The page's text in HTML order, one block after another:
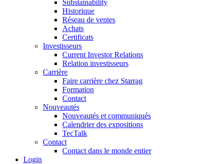
Substainability
Historique
Réseau de ventes
Achats
Certificats
Investisseurs
Current Investor Relations
Relation investisseurs
Carrière
Faire carrière chez Starrag
Formation
Contact
Nouveautés
Nouveautés et communiqués
Calendrier des expositions
TecTalk
Contact
Contact dans le monde entier
Login